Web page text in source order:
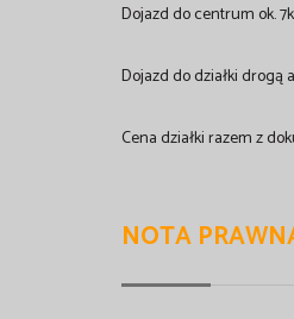
Dojazd do centrum ok.
Dojazd do działki
Cena działki razem z
NOTA